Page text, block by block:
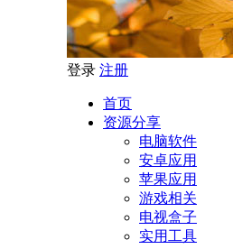
登录 注册
首页
资源分享
电脑软件
安卓应用
苹果应用
游戏相关
电视盒子
实用工具